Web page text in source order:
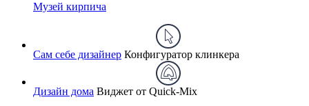
Музей кирпича
Сам себе дизайнер Конфигуратор клинкера
Дизайн дома Виджет от Quick-Mix